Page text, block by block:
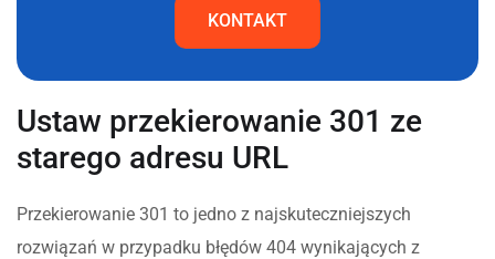
KONTAKT
Ustaw przekierowanie 301 ze
starego adresu URL
Przekierowanie 301 to jedno z najskuteczniejszych
rozwiązań w przypadku błędów 404 wynikających z